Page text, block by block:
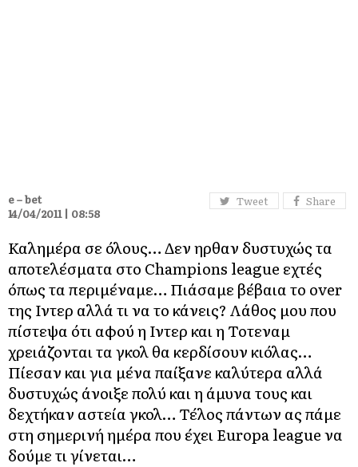
Tweet Share
e – bet
14/04/2011 | 08:58
Καλημέρα σε όλους… Δεν ηρθαν δυστυχώς τα
αποτελέσματα στο Champions league εχτές
όπως τα περιμέναμε… Πιάσαμε βέβαια το over
της Ιντερ αλλά τι να το κάνεις? Λάθος μου που
πίστεψα ότι αφού η Ιντερ και η Τοτεναμ
χρειάζονται τα γκολ θα κερδίσουν κιόλας…
Πίεσαν και για μένα παίξανε καλύτερα αλλά
δυστυχώς άνοιξε πολύ και η άμυνα τους και
δεχτήκαν αστεία γκολ… Τέλος πάντων ας πάμε
στη σημερινή ημέρα που έχει Europa league να
δούμε τι γίνεται…